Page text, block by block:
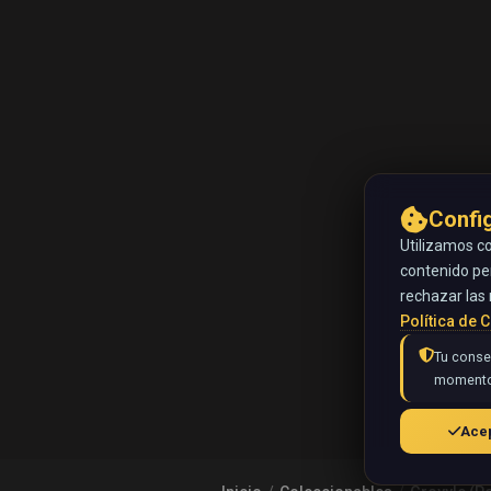
Utilizamos
contenido
rechazar las
Política de
Tu